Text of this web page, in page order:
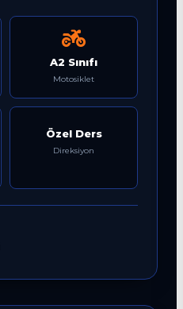
A2 Sınıfı
Motosiklet
Özel Ders
Direksiyon